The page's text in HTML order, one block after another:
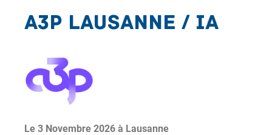
A3P Lausanne / IA
Le 3 Novembre 2026 à Lausanne